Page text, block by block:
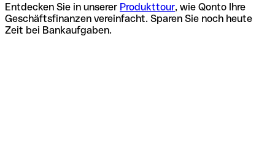
Entdecken Sie in unserer Produkttour, wie Qonto Ihre
Geschäftsfinanzen vereinfacht. Sparen Sie noch heute
Zeit bei Bankaufgaben.